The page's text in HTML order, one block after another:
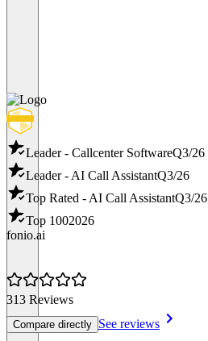
Leader - Callcenter SoftwareQ3/26
Leader - AI Call AssistantQ3/26
Top Rated - AI Call AssistantQ3/26
Top 1002026
fonio.ai
313 Reviews
Compare directly See reviews